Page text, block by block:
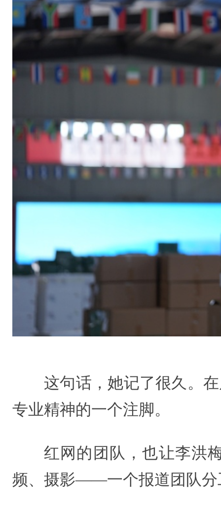
这句话，她记了很久。
专业精神的一个注脚。
红网的团队，也让李洪
频、摄影——一个报道团队分